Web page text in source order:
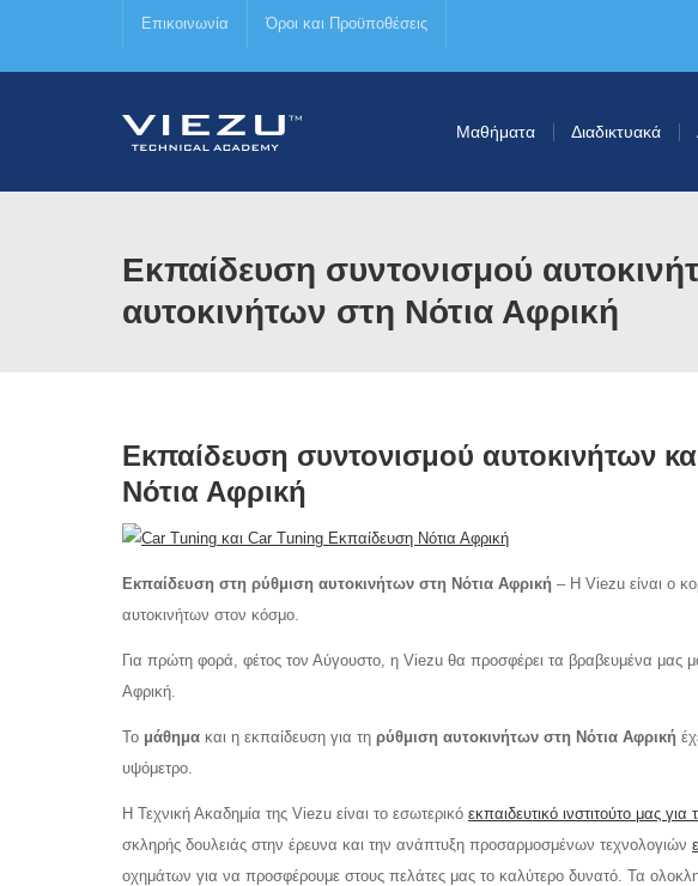
Επικοινωνία Όροι και Προϋποθέσεις
Μαθήματα Διαδικτυακά
Εκπαίδευση συντονισμού
αυτοκινήτων στη Νότια Αφρική
Εκπαίδευση συντονισμού αυτοκινήτων
Νότια Αφρική
Εκπαίδευση στη ρύθμιση αυτοκινήτων στη Νότια Αφρική – Η Viezu είναι ο
αυτοκινήτων στον κόσμο.
Για πρώτη φορά, φέτος τον Αύγουστο, η Viezu θα προσφέρει τα βραβευμένα μας
Αφρική.
Το μάθημα και η εκπαίδευση για τη ρύθμιση αυτοκινήτων στη Νότια Αφρική
υψόμετρο.
Η Τεχνική Ακαδημία της Viezu είναι το εσωτερικό εκπαιδευτικό ινστιτούτο μας
σκληρής δουλειάς στην έρευνα και την ανάπτυξη προσαρμοσμένων τεχνολογιών
οχημάτων για να προσφέρουμε στους πελάτες μας το καλύτερο δυνατό. Τα